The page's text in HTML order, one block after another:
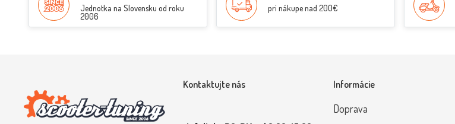
Jednotka na Slovensku od roku
2006
pri nákupe nad 200€
Kontaktujte nás Informácie
Doprava